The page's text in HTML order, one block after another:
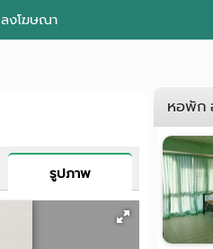
ลงโฆษณา
รูปภาพ
หอพัก